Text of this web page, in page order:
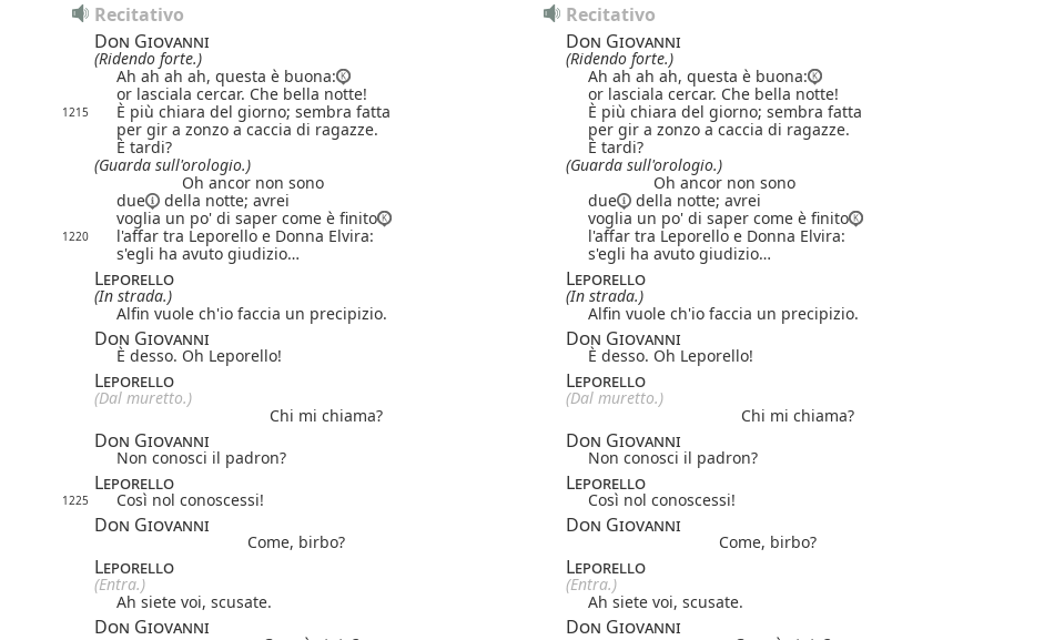
Recitativo
Recitativo
Don Giovanni Don Giovanni
(Ridendo forte.)
(Ridendo forte.)
Ah ah ah ah, questa è buona:
Ah ah ah ah, questa è buona:
or lasciala cercar. Che bella notte! or lasciala cercar. Che bella notte!
1215 È più chiara del giorno; sembra fatta
È più chiara del giorno; sembra fatta
per gir a zonzo a caccia di ragazze.
per gir a zonzo a caccia di ragazze.
È tardi?
È tardi?
(Guarda sull'orologio.)
(Guarda sull'orologio.)
Oh ancor non sono
Oh ancor non sono
due della notte; avrei due
della notte; avrei
voglia un po' di saper come è finito voglia un po' di saper come è finito
1220 l'affar tra Leporello e Donna Elvira:
l'affar tra Leporello e Donna Elvira:
s'egli ha avuto giudizio… s'egli ha avuto giudizio…
Leporello Leporello
(In strada.)
(In strada.)
Alfin vuole ch'io faccia un precipizio. Alfin vuole ch'io faccia un precipizio.
Don Giovanni Don Giovanni
È desso. Oh Leporello! È desso. Oh Leporello!
Leporello Leporello
(Dal muretto.)
(Dal muretto.)
Chi mi chiama? Chi mi chiama?
Don Giovanni Don Giovanni
Non conosci il padron? Non conosci il padron?
Leporello Leporello
1225 Così nol conoscessi! Così nol conoscessi!
Don Giovanni Don Giovanni
Come, birbo? Come, birbo?
Leporello Leporello
(Entra.)
(Entra.)
Ah siete voi, scusate. Ah siete voi, scusate.
Don Giovanni Don Giovanni